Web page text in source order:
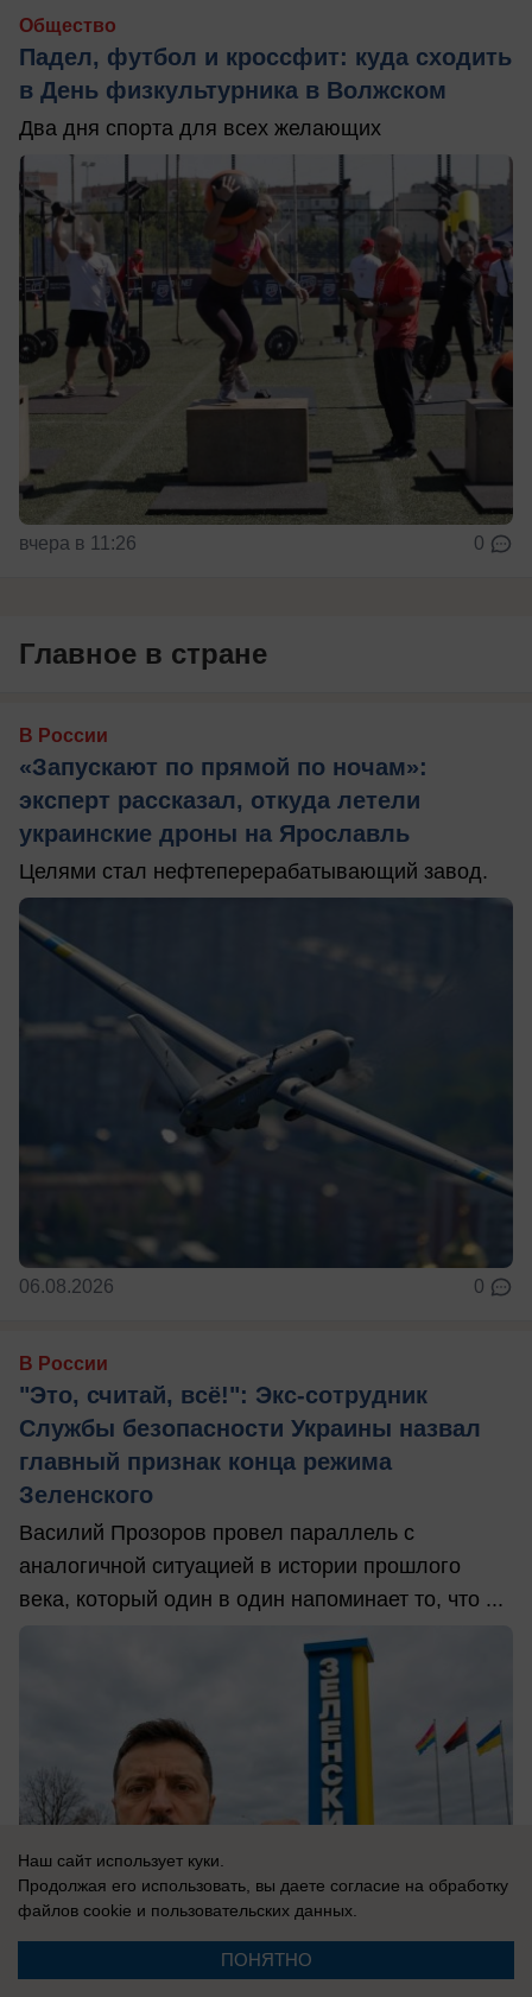
Общество
Падел, футбол и кроссфит: куда сходить
в День физкультурника в Волжском
Два дня спорта для всех желающих
вчера в 11:26 0
Главное в стране
В России
«Запускают по прямой по ночам»:
эксперт рассказал, откуда летели
украинские дроны на Ярославль
Целями стал нефтеперерабатывающий завод.
06.08.2026 0
В России
"Это, считай, всё!": Экс-сотрудник
Службы безопасности Украины назвал
главный признак конца режима
Зеленского
Василий Прозоров провел параллель с
аналогичной ситуацией в истории прошлого
века, который один в один напоминает то, что ...
Наш сайт использует куки.
Продолжая его использовать, вы даете согласие на обработку
файлов cookie и пользовательских данных.
ПОНЯТНО